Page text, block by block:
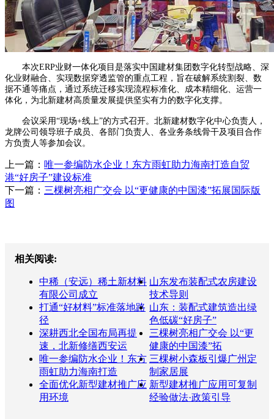
本次ERP业财一体化项目是落实中国建材集团数字化转型战略、深
化业财融合、实现数据穿透监管的重点工程，旨在破解系统割裂、数
据不通等痛点，通过系统迁移实现流程标准化、成本精细化、运营一
体化，为北新建材高质量发展提供坚实有力的数字化支撑。
会议采用“现场+线上”的方式召开。北新建材数字化中心负责人，
龙牌公司领导班子成员、各部门负责人、各业务条线骨干及项目合作
方负责人等参加会议。
上一篇： 唯一参编防水企业！东方雨虹助力海南打造自贸
港“好房子”建设标准
下一篇： 三棵树亮相广交会 以“更健康的中国漆”拓展国际版
图
相关阅读:
中稀（安远）稀土新材料
有限公司成立
山东发布装配式农房建设
技术导则
打通“好材料”标准落地路
径
山东：装配式建筑造出绿
色低碳“好房子”
深耕西北全国布局再提
速，北新修缮西安运
三棵树亮相广交会 以“更
健康的中国漆”拓
唯一参编防水企业！东方
雨虹助力海南打造
三棵树小森板引爆广州定
制家居展
全面优化新型建材推广应
用环境
新型建材推广应用可复制
经验做法·政策引导